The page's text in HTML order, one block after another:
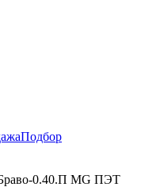
Подбор
0.40.П MG ПЭТ